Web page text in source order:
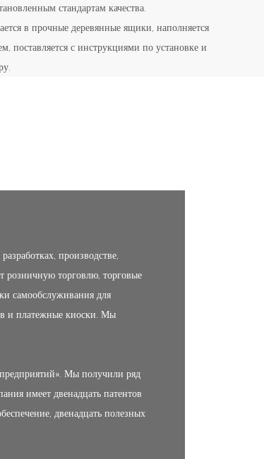
стандартам качества.
в прочные деревянные ящики, наполняется
с инструкциями по установке и
производстве,
розничную торговлю, торговые
самообслуживания для
и платежные киоски. Мы
Мы получили ряд
имеет двенадцать патентов
двенадцать полезных